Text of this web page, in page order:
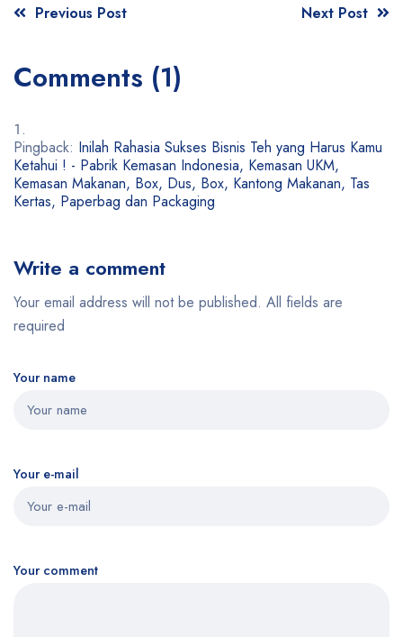
Previous Post Next Post
Comments (1)
Pingback: Inilah Rahasia Sukses Bisnis Teh yang Harus Kamu
Ketahui ! - Pabrik Kemasan Indonesia, Kemasan UKM,
Kemasan Makanan, Box, Dus, Box, Kantong Makanan, Tas
Kertas, Paperbag dan Packaging
Write a comment
Your email address will not be published. All fields are
required
Your name
Your e-mail
Your comment